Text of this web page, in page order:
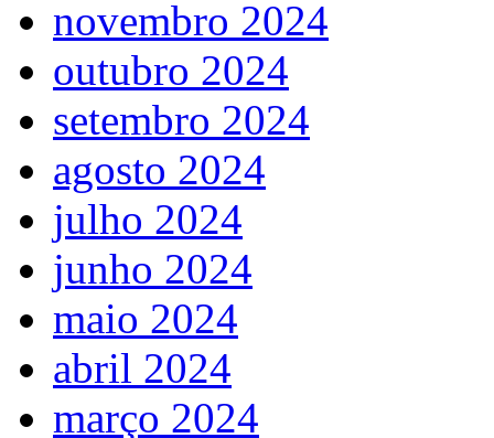
novembro 2024
outubro 2024
setembro 2024
agosto 2024
julho 2024
junho 2024
maio 2024
abril 2024
março 2024